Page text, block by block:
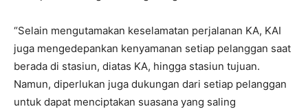
“Selain mengutamakan keselamatan perjalanan KA, KAI
juga mengedepankan kenyamanan setiap pelanggan saat
berada di stasiun, diatas KA, hingga stasiun tujuan.
Namun, diperlukan juga dukungan dari setiap pelanggan
untuk dapat menciptakan suasana yang saling